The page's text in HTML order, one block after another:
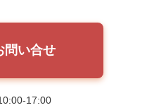
問い合せ
17:00